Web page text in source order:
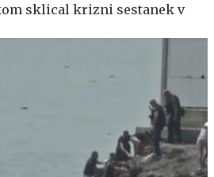
sklical krizni sestanek v